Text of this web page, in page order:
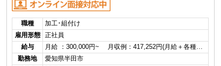
職種
加工･組付け
雇用形態
正社員
給与
月給 ：300,000円~ 月収例：417,252円(月給＋各種…
勤務地
愛知県半田市